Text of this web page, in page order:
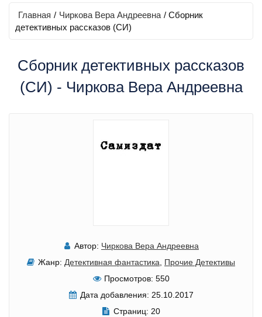
Главная / Чиркова Вера Андреевна / Сборник
детективных рассказов (СИ)
Сборник детективных рассказов
(СИ) - Чиркова Вера Андреевна
Автор: Чиркова Вера Андреевна
Жанр: Детективная фантастика, Прочие Детективы
Просмотров: 550
Дата добавления: 25.10.2017
Страниц: 20